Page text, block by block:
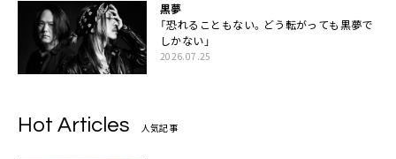
黒夢
「恐れることもない。どう転がっても黒夢で
しかない」
2026.07.25
Hot Articles 人気記事